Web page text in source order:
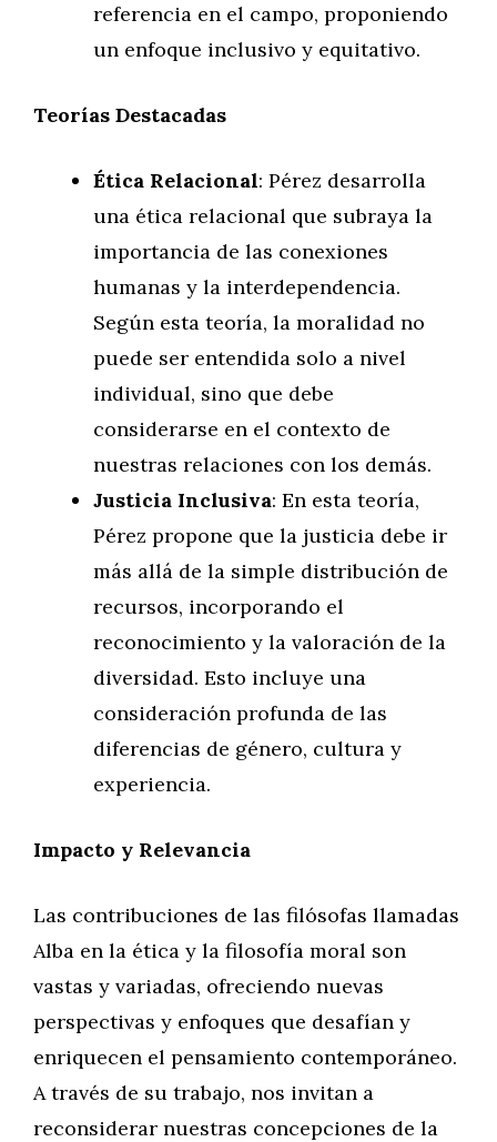
referencia en el campo, proponiendo
un enfoque inclusivo y equitativo.
Teorías Destacadas
Ética Relacional: Pérez desarrolla
una ética relacional que subraya la
importancia de las conexiones
humanas y la interdependencia.
Según esta teoría, la moralidad no
puede ser entendida solo a nivel
individual, sino que debe
considerarse en el contexto de
nuestras relaciones con los demás.
Justicia Inclusiva: En esta teoría,
Pérez propone que la justicia debe ir
más allá de la simple distribución de
recursos, incorporando el
reconocimiento y la valoración de la
diversidad. Esto incluye una
consideración profunda de las
diferencias de género, cultura y
experiencia.
Impacto y Relevancia
Las contribuciones de las filósofas llamadas
Alba en la ética y la filosofía moral son
vastas y variadas, ofreciendo nuevas
perspectivas y enfoques que desafían y
enriquecen el pensamiento contemporáneo.
A través de su trabajo, nos invitan a
reconsiderar nuestras concepciones de la